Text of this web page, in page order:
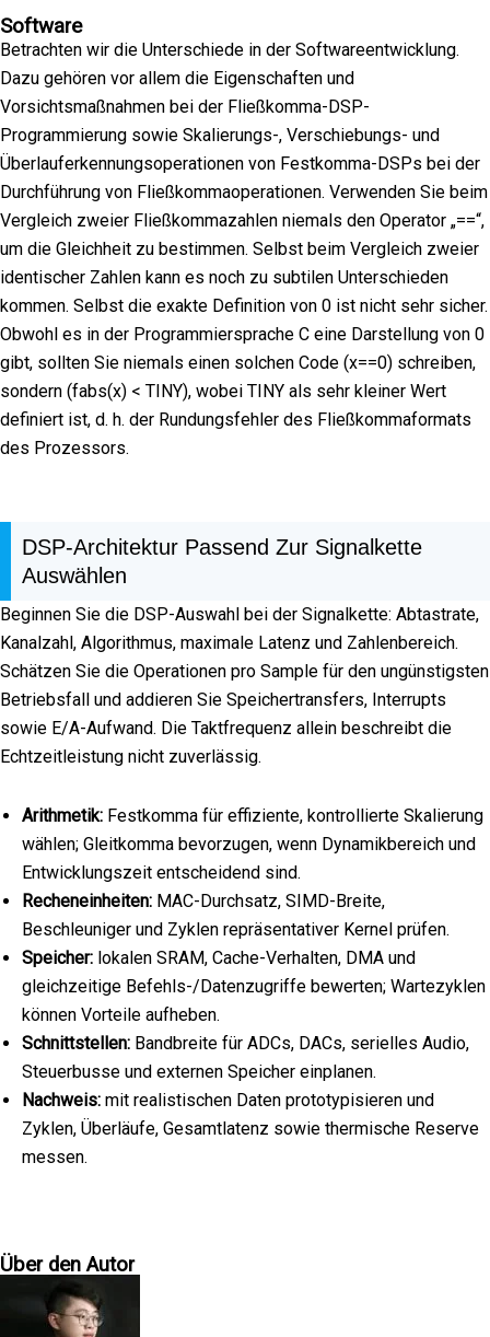
Software
Betrachten wir die Unterschiede in der Softwareentwicklung.
Dazu gehören vor allem die Eigenschaften und
Vorsichtsmaßnahmen bei der Fließkomma-DSP-
Programmierung sowie Skalierungs-, Verschiebungs- und
Überlauferkennungsoperationen von Festkomma-DSPs bei der
Durchführung von Fließkommaoperationen. Verwenden Sie beim
Vergleich zweier Fließkommazahlen niemals den Operator „==“,
um die Gleichheit zu bestimmen. Selbst beim Vergleich zweier
identischer Zahlen kann es noch zu subtilen Unterschieden
kommen. Selbst die exakte Definition von 0 ist nicht sehr sicher.
Obwohl es in der Programmiersprache C eine Darstellung von 0
gibt, sollten Sie niemals einen solchen Code (x==0) schreiben,
sondern (fabs(x) < TINY), wobei TINY als sehr kleiner Wert
definiert ist, d. h. der Rundungsfehler des Fließkommaformats
des Prozessors.
DSP-Architektur Passend Zur Signalkette
Auswählen
Beginnen Sie die DSP-Auswahl bei der Signalkette: Abtastrate,
Kanalzahl, Algorithmus, maximale Latenz und Zahlenbereich.
Schätzen Sie die Operationen pro Sample für den ungünstigsten
Betriebsfall und addieren Sie Speichertransfers, Interrupts
sowie E/A-Aufwand. Die Taktfrequenz allein beschreibt die
Echtzeitleistung nicht zuverlässig.
Arithmetik: Festkomma für effiziente, kontrollierte Skalierung
wählen; Gleitkomma bevorzugen, wenn Dynamikbereich und
Entwicklungszeit entscheidend sind.
Recheneinheiten: MAC-Durchsatz, SIMD-Breite,
Beschleuniger und Zyklen repräsentativer Kernel prüfen.
Speicher: lokalen SRAM, Cache-Verhalten, DMA und
gleichzeitige Befehls-/Datenzugriffe bewerten; Wartezyklen
können Vorteile aufheben.
Schnittstellen: Bandbreite für ADCs, DACs, serielles Audio,
Steuerbusse und externen Speicher einplanen.
Nachweis: mit realistischen Daten prototypisieren und
Zyklen, Überläufe, Gesamtlatenz sowie thermische Reserve
messen.
Über den Autor